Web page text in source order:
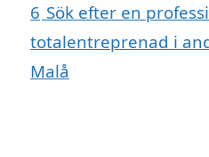
6 Sök efter en
totalentreprenad i
Malå